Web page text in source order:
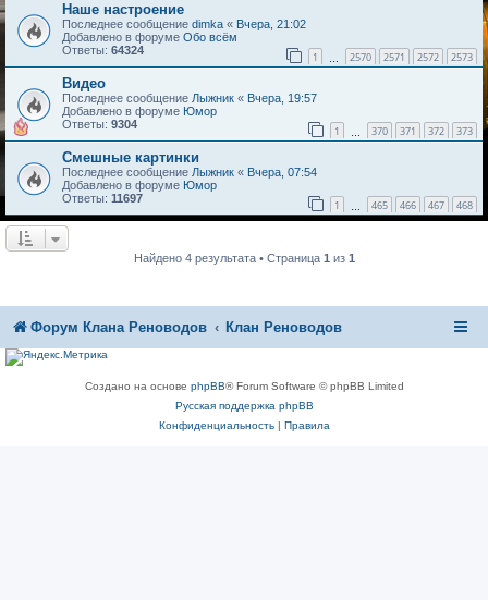
Наше настроение
Последнее сообщение dimka « Вчера, 21:02
Добавлено в форуме Обо всём
Ответы: 64324 1 2570 2571 2572 2573
Видео
Последнее сообщение Лыжник « Вчера, 19:57
Добавлено в форуме Юмор
Ответы: 9304 1 370 371 372 373
Смешные картинки
Последнее сообщение Лыжник « Вчера, 07:54
Добавлено в форуме Юмор
Ответы: 11697 1 465 466 467 468
Найдено 4 результата • Страница 1 из 1
Форум Клана Реноводов Клан Реноводов
Создано на основе phpBB® Forum Software © phpBB Limited
Русская поддержка phpBB
Конфиденциальность| Правила